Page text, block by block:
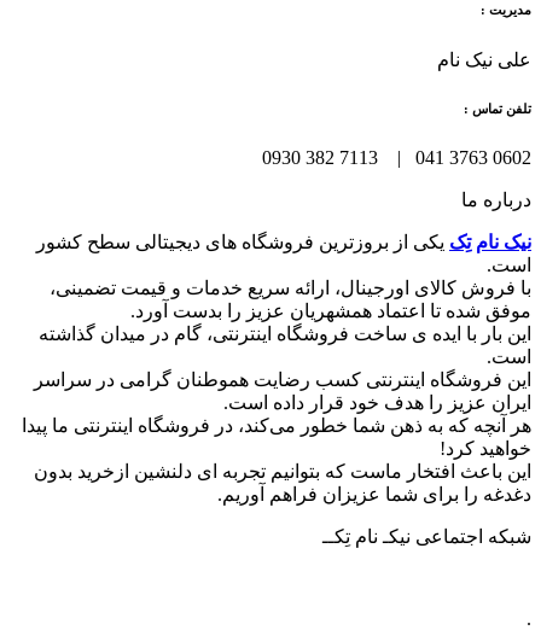
مدیریت :
علی نیک نام
تلفن تماس :
0602 3763 041 | 7113 382 0930
درباره ما
نیک نام تِک یکی از بروزترین فروشگاه های دیجیتالی سطح کشور
است.
با فروش کالای اورجینال، ارائه سریع خدمات و قیمت تضمینی،
موفق شده تا اعتماد همشهریان عزیز را بدست آورد.
این بار با ایده ی ساخت فروشگاه اینترنتی، گام در میدان گذاشته
است.
این فروشگاه اینترنتی کسب رضایت هموطنان گرامی در سراسر
ایران عزیز را هدف خود قرار داده است.
هر آنچه که به ذهن شما خطور می‌کند، در فروشگاه اینترنتی ما پیدا
خواهید کرد!
این باعث افتخار ماست که بتوانیم تجربه ای دلنشین ازخرید بدون
دغدغه را برای شما عزیزان فراهم آوریم.
شبکه‌ اجتماعی نیکـ نام تِکــ
.